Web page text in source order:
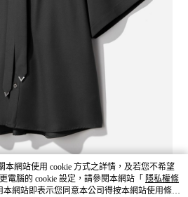
本網站使用 cookie 方式之詳情，及若您不希望
電腦的 cookie 設定，請參閱本網站「 隱私權條
本網站即表示您同意本公司得按本網站使用條款